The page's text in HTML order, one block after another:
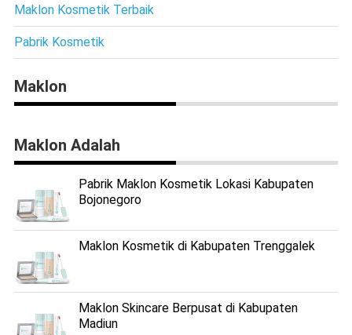
Maklon Kosmetik Terbaik
Pabrik Kosmetik
Maklon
Maklon Adalah
Pabrik Maklon Kosmetik Lokasi Kabupaten
Bojonegoro
Maklon Kosmetik di Kabupaten Trenggalek
Maklon Skincare Berpusat di Kabupaten
Madiun